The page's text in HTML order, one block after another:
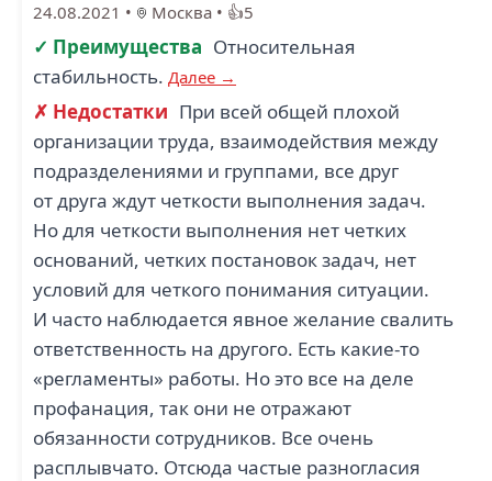
24.08.2021 • Москва • 👍5
✓ Преимущества Относительная
стабильность. Далее →
✗ Недостатки При всей общей плохой
организации труда, взаимодействия между
подразделениями и группами, все друг
от друга ждут четкости выполнения задач.
Но для четкости выполнения нет четких
оснований, четких постановок задач, нет
условий для четкого понимания ситуации.
И часто наблюдается явное желание свалить
ответственность на другого. Есть какие-то
«регламенты» работы. Но это все на деле
профанация, так они не отражают
обязанности сотрудников. Все очень
расплывчато. Отсюда частые разногласия